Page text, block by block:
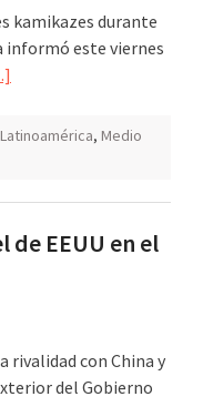
kamikazes durante
informó este viernes
Latinoamérica, Medio
de EEUU en el
rivalidad con China y
del Gobierno